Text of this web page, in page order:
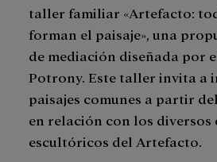
taller familiar «Artefacto:
forman el paisaje», una
de mediación diseñada por
Potrony. Este taller invita a
paisajes comunes a partir
en relación con los diversos
escultóricos del Artefacto.